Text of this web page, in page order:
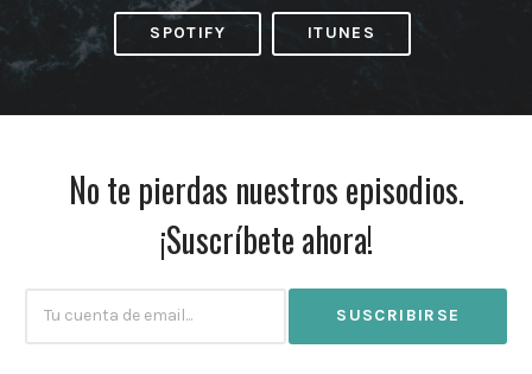
SPOTIFY ITUNES
No te pierdas nuestros episodios.
¡Suscríbete ahora!
Email